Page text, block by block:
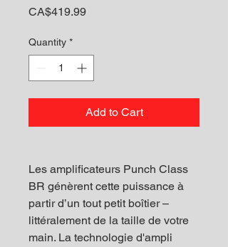
CA$419.99Price
Quantity *
Add to Cart
Les amplificateurs Punch Class
BR génèrent cette puissance à
partir d’un tout petit boîtier –
littéralement de la taille de votre
main. La technologie d'ampli